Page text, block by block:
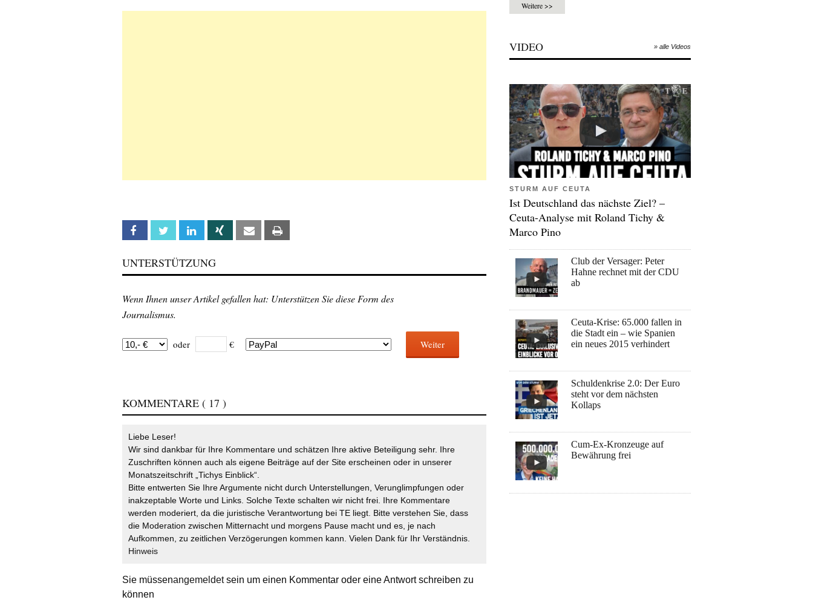
Facebook Twitter Linkedin Xing Email
UNTERSTÜTZUNG
Wenn Ihnen unser Artikel gefallen hat: Unterstützen Sie diese Form des
Journalismus.
oder € Weiter
KOMMENTARE ( 17 )
Liebe Leser!
Wir sind dankbar für Ihre Kommentare und schätzen Ihre aktive Beteiligung sehr. Ihre
Zuschriften können auch als eigene Beiträge auf der Site erscheinen oder in unserer
Monatszeitschrift „Tichys Einblick“.
Bitte entwerten Sie Ihre Argumente nicht durch Unterstellungen, Verunglimpfungen oder
inakzeptable Worte und Links. Solche Texte schalten wir nicht frei. Ihre Kommentare
werden moderiert, da die juristische Verantwortung bei TE liegt. Bitte verstehen Sie, dass
die Moderation zwischen Mitternacht und morgens Pause macht und es, je nach
Aufkommen, zu zeitlichen Verzögerungen kommen kann. Vielen Dank für Ihr Verständnis.
Hinweis
Sie müssenangemeldetsein um einen Kommentar oder eine Antwort schreiben zu
können
Weitere >>
VIDEO » alle Videos
STURM AUF CEUTA
Ist Deutschland das nächste Ziel? –
Ceuta-Analyse mit Roland Tichy &
Marco Pino
Club der Versager: Peter
Hahne rechnet mit der CDU
ab
Ceuta-Krise: 65.000 fallen in
die Stadt ein – wie Spanien
ein neues 2015 verhindert
Schuldenkrise 2.0: Der Euro
steht vor dem nächsten
Kollaps
Cum-Ex-Kronzeuge auf
Bewährung frei